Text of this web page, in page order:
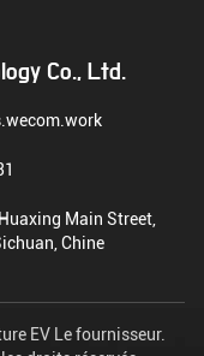
Co., Ltd.
Main Street,
Chine
EV Le fournisseur.